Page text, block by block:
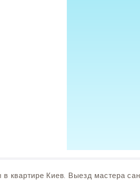
квартире Киев. Выезд мастера